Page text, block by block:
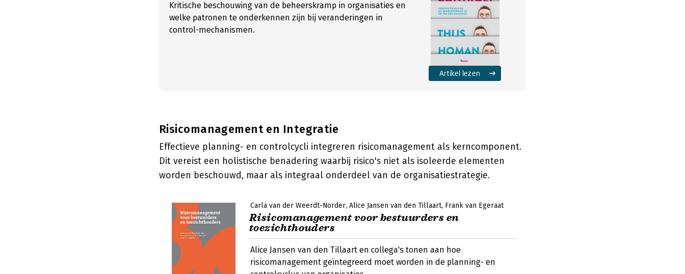
Kritische beschouwing van de beheerskramp in organisaties en
welke patronen te onderkennen zijn bij veranderingen in
control-mechanismen.
Artikel lezen
Risicomanagement en Integratie
Effectieve planning- en controlcycli integreren risicomanagement als kerncomponent.
Dit vereist een holistische benadering waarbij risico's niet als isoleerde elementen
worden beschouwd, maar als integraal onderdeel van de organisatiestrategie.
Carla van der Weerdt-Norder Alice Jansen van den Tillaart Frank van Egeraat
Risicomanagement voor bestuurders en
toezichthouders
Alice Jansen van den Tillaart en collega's tonen aan hoe
risicomanagement geïntegreerd moet worden in de planning- en